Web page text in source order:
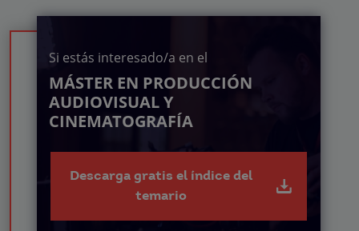
Si estás interesado/a en el
MÁSTER EN PRODUCCIÓN
AUDIOVISUAL Y
CINEMATOGRAFÍA
Descarga gratis el índice del
temario